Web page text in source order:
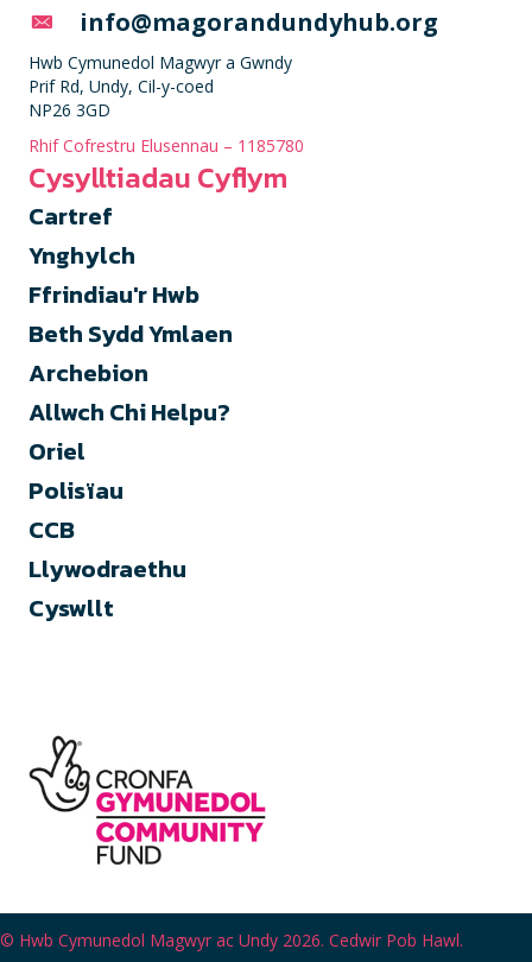
info@magorandundyhub.org
Hwb Cymunedol Magwyr a Gwndy
Prif Rd, Undy, Cil-y-coed
NP26 3GD
Rhif Cofrestru Elusennau – 1185780
Cysylltiadau Cyflym
Cartref
Ynghylch
Ffrindiau'r Hwb
Beth Sydd Ymlaen
Archebion
Allwch Chi Helpu?
Oriel
Polisïau
CCB
Llywodraethu
Cyswllt
© Hwb Cymunedol Magwyr ac Undy 2026. Cedwir Pob Hawl.